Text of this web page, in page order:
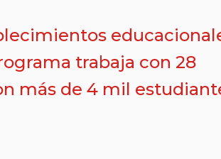
trabaja con 28
más de 4 mil